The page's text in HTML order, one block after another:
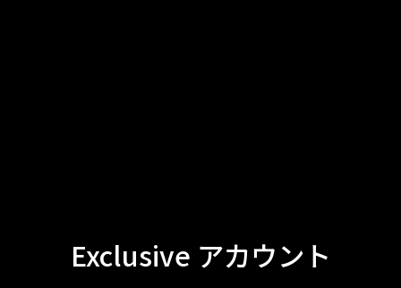
Exclusive アカウント